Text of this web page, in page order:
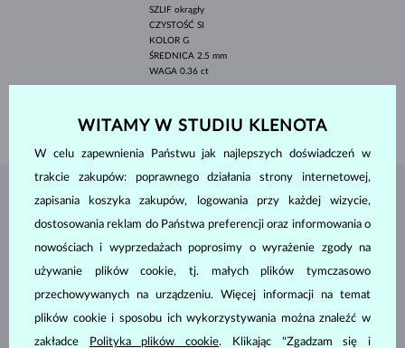
SZLIF okrągły
CZYSTOŚĆ SI
KOLOR G
ŚREDNICA 2.5 mm
WAGA 0.36 ct
1.10 g
BIŻUTERIA ZATELIER KLENOTA
WITAMY W STUDIU KLENOTA
W celu zapewnienia Państwu jak najlepszych doświadczeń w
trakcie zakupów: poprawnego działania strony internetowej,
zapisania koszyka zakupów, logowania przy każdej wizycie,
dostosowania reklam do Państwa preferencji oraz informowania o
nowościach i wyprzedażach poprosimy o wyrażenie zgody na
używanie plików cookie, tj. małych plików tymczasowo
przechowywanych na urządzeniu. Więcej informacji na temat
plików cookie i sposobu ich wykorzystywania można znaleźć w
zakładce
Polityka plików cookie. Klikając "Zgadzam się i